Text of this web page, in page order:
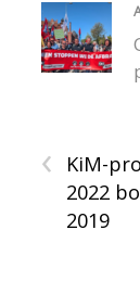
‹
KiM-
2022
2019